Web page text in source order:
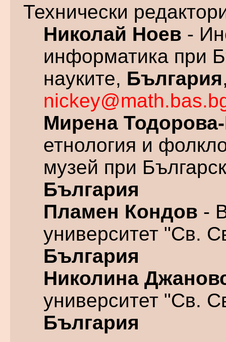
Технически
Николай Ноев -
информатика при
науките, България
Мирена
етнология и
музей при
България
Пламен Кондов -
университет "Св.
България
Николина
университет "Св.
България